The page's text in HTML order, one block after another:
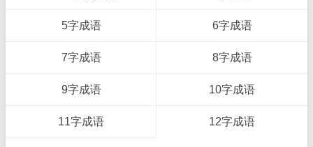
5字成语 6字成语
7字成语 8字成语
9字成语 10字成语
11字成语 12字成语